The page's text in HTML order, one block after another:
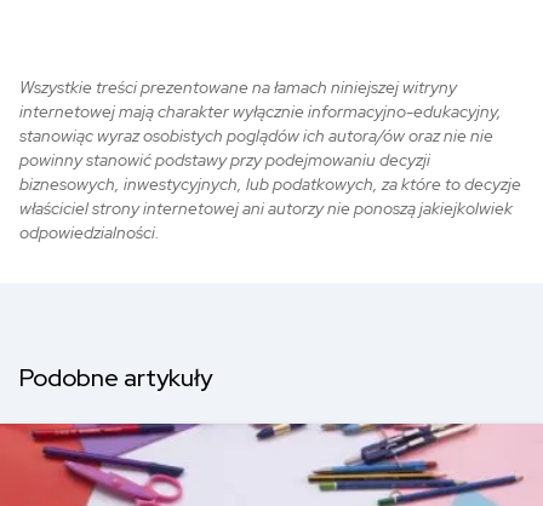
Wszystkie treści prezentowane na łamach niniejszej witryny
internetowej mają charakter wyłącznie informacyjno-edukacyjny,
stanowiąc wyraz osobistych poglądów ich autora/ów oraz nie nie
powinny stanowić podstawy przy podejmowaniu decyzji
biznesowych, inwestycyjnych, lub podatkowych, za które to decyzje
właściciel strony internetowej ani autorzy nie ponoszą jakiejkolwiek
odpowiedzialności.
Podobne artykuły